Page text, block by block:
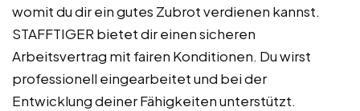
womit du dir ein gutes Zubrot verdienen kannst.
STAFFTIGER bietet dir einen sicheren
Arbeitsvertrag mit fairen Konditionen. Du wirst
professionell eingearbeitet und bei der
Entwicklung deiner Fähigkeiten unterstützt.